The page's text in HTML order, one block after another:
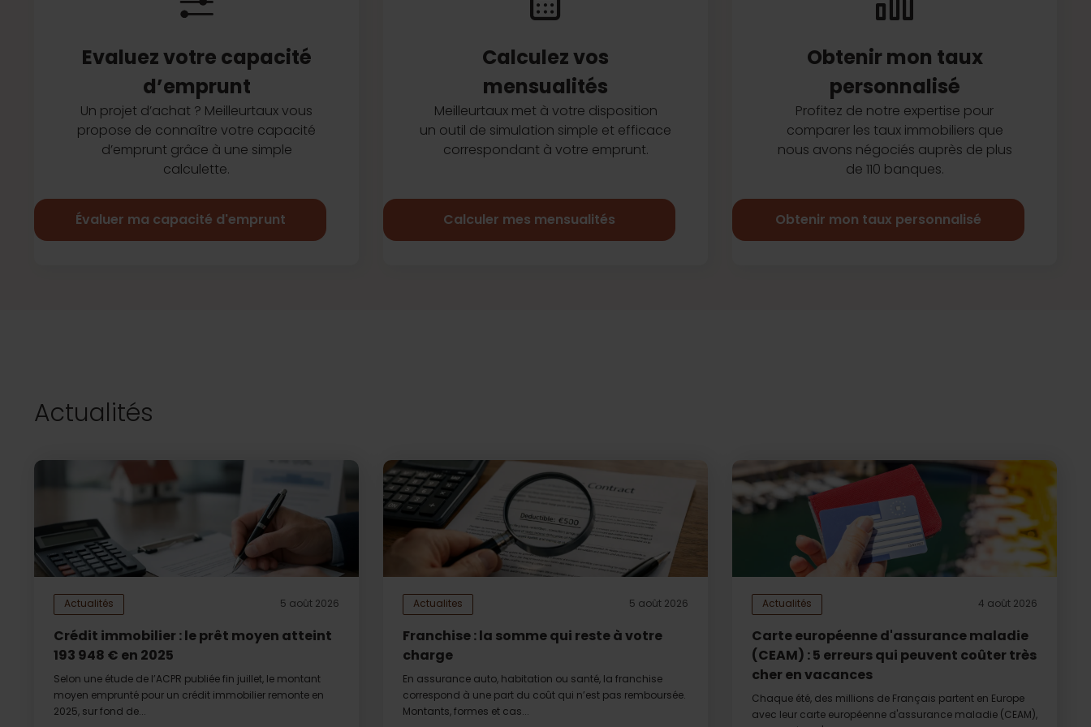
Evaluez votre capacité
d’emprunt
Un projet d’achat ? Meilleurtaux vous
propose de connaître votre capacité
d’emprunt grâce à une simple
calculette.
Évaluer ma capacité d'emprunt
Calculez vos
mensualités
Meilleurtaux met à votre disposition
un outil de simulation simple et efficace
correspondant à votre emprunt.
Calculer mes mensualités
Obtenir mon taux
personnalisé
Profitez de notre expertise pour
comparer les taux immobiliers que
nous avons négociés auprès de plus
de 110 banques.
Obtenir mon taux personnalisé
Actualités
Actualités 5 août 2026
Crédit immobilier : le prêt moyen atteint
193 948 € en 2025
Selon une étude de l’ACPR publiée fin juillet, le montant
moyen emprunté pour un crédit immobilier remonte en
2025, sur fond de...
Actualites 5 août 2026
Franchise : la somme qui reste à votre
charge
En assurance auto, habitation ou santé, la franchise
correspond à une part du coût qui n’est pas remboursée.
Montants, formes et cas...
Actualités 4 août 2026
Carte européenne d'assurance maladie
(CEAM) : 5 erreurs qui peuvent coûter très
cher en vacances
Chaque été, des millions de Français partent en Europe
avec leur carte européenne d'assurance maladie (CEAM),